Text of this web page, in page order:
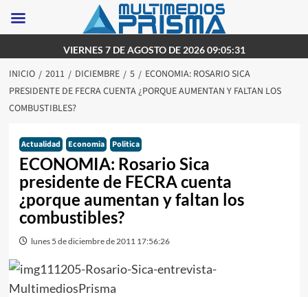
al
contenido
VIERNES 7 DE AGOSTO DE 2026 09:05:31
INICIO 2011 DICIEMBRE 5
ECONOMIA: ROSARIO SICA
PRESIDENTE DE FECRA CUENTA ¿PORQUE AUMENTAN Y FALTAN LOS
COMBUSTIBLES?
Actualidad Economia Politica
ECONOMIA: Rosario Sica
presidente de FECRA cuenta
¿porque aumentan y faltan los
combustibles?
lunes 5 de diciembre de 2011 17:56:26